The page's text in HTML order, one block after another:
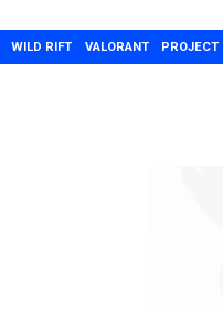
WILD RIFT VALORANT PROJECT